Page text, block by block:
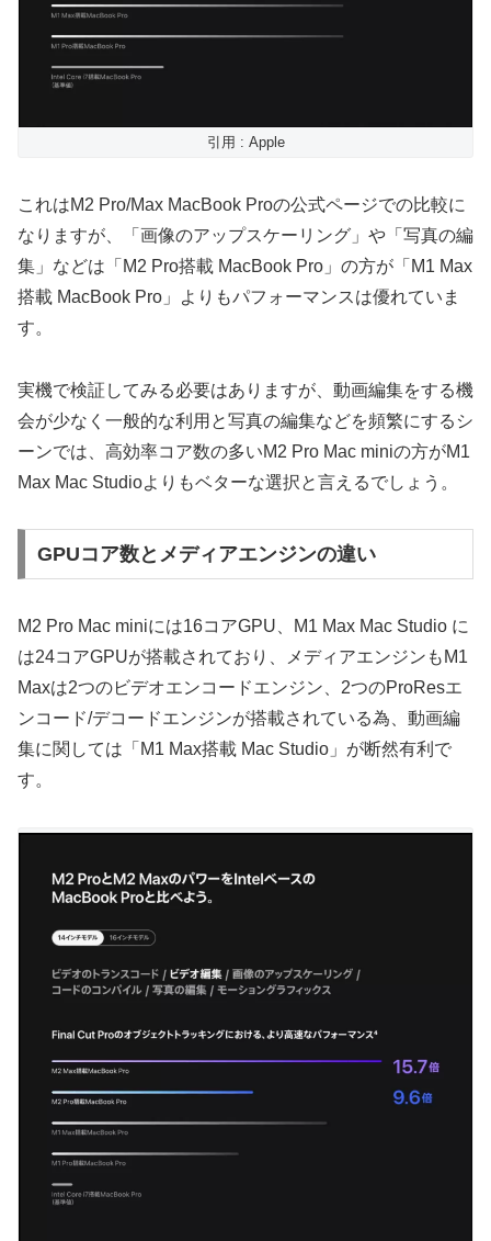
引用 : Apple
これはM2 Pro/Max MacBook Proの公式ページでの比較に
なりますが、「画像のアップスケーリング」や「写真の編
集」などは「M2 Pro搭載 MacBook Pro」の方が「M1 Max
搭載 MacBook Pro」よりもパフォーマンスは優れていま
す。
実機で検証してみる必要はありますが、動画編集をする機
会が少なく一般的な利用と写真の編集などを頻繁にするシ
ーンでは、高効率コア数の多いM2 Pro Mac miniの方がM1
Max Mac Studioよりもベターな選択と言えるでしょう。
GPUコア数とメディアエンジンの違い
M2 Pro Mac miniには16コアGPU、M1 Max Mac Studio に
は24コアGPUが搭載されており、メディアエンジンもM1
Maxは2つのビデオエンコードエンジン、2つのProResエ
ンコード/デコードエンジンが搭載されている為、動画編
集に関しては「M1 Max搭載 Mac Studio」が断然有利で
す。